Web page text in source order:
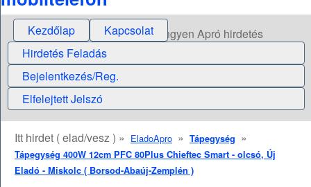
Kezdőlap Kapcsolat
Ingyen Apró hirdetés
Hirdetés Feladás
Bejelentkezés/Reg.
Elfelejtett Jelszó
Itt hirdet ( elad/vesz ) » EladoApro » Tápegység »
Tápegység 400W 12cm PFC 80Plus Chieftec Smart - olcsó, Új
Eladó - Miskolc ( Borsod-Abaúj-Zemplén )